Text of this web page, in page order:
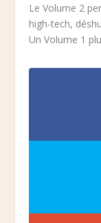
Le Volume 2
high-tech,
Un Volume 1